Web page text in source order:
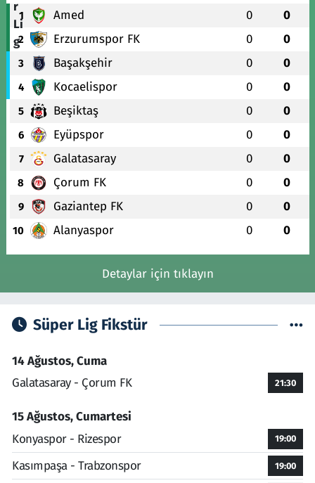
1 Amed 0 0
2 Erzurumspor FK 0 0
3 Başakşehir 0 0
4 Kocaelispor 0 0
5 Beşiktaş 0 0
6 Eyüpspor 0 0
7 Galatasaray 0 0
8 Çorum FK 0 0
9 Gaziantep FK 0 0
10 Alanyaspor 0 0
Detaylar için tıklayın
Süper Lig Fikstür
14 Ağustos, Cuma
Galatasaray - Çorum FK
21:30
15 Ağustos, Cumartesi
Konyaspor - Rizespor
19:00
Kasımpaşa - Trabzonspor 19:00